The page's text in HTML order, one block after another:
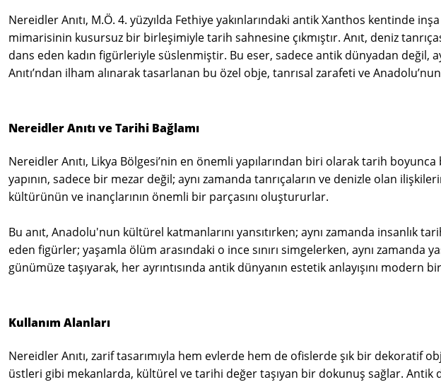
Nereidler Anıtı, M.Ö. 4. yüzyılda Fethiye yakınlarındaki antik Xanthos kentinde
mimarisinin kusursuz bir birleşimiyle tarih sahnesine çıkmıştır. Anıt, deniz
dans eden kadın figürleriyle süslenmiştir. Bu eser, sadece antik dünyadan değil,
Anıtı’ndan ilham alınarak tasarlanan bu özel obje, tanrısal zarafeti ve
Nereidler Anıtı ve Tarihi Bağlamı
Nereidler Anıtı, Likya Bölgesi’nin en önemli yapılarından biri olarak tarih
yapının, sadece bir mezar değil; aynı zamanda tanrıçaların ve denizle olan
kültürünün ve inançlarının önemli bir parçasını oluştururlar.
Bu anıt, Anadolu'nun kültürel katmanlarını yansıtırken; aynı zamanda insanlık
eden figürler; yaşamla ölüm arasındaki o ince sınırı simgelerken, aynı
günümüze taşıyarak, her ayrıntısında antik dünyanın estetik anlayışını modern bir
Kullanım Alanları
Nereidler Anıtı, zarif tasarımıyla hem evlerde hem de ofislerde şık bir dekoratif
üstleri gibi mekanlarda, kültürel ve tarihi değer taşıyan bir dokunuş sağlar. Antik